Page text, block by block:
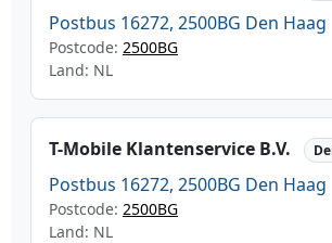
Postbus 16272, 2500BG Den Haag
Postcode: 2500BG
Land: NL
T-Mobile Klantenservice B.V.
Postbus 16272, 2500BG Den Haag
Postcode: 2500BG
Land: NL